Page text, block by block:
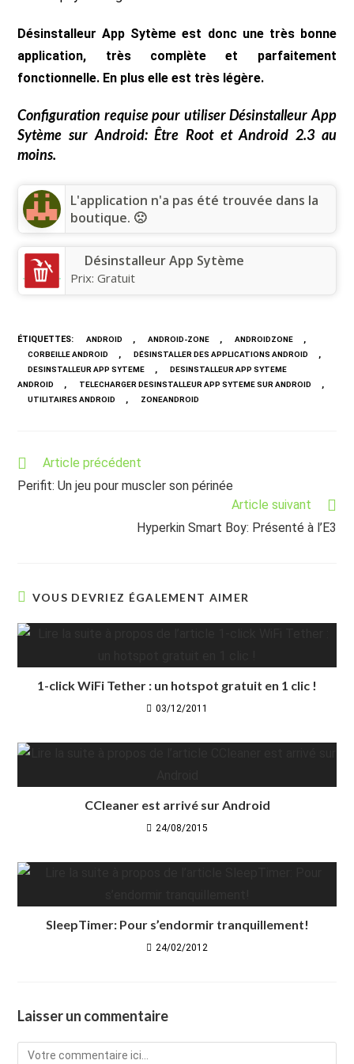
Désinstalleur App Sytème est donc une très bonne
application, très complète et parfaitement
fonctionnelle. En plus elle est très légère.
Configuration requise pour utiliserDésinstalleur App
Sytème sur Android: Être Root et Android 2.3 au
moins.
L'application n'a pas été trouvée dans la
boutique. 🙁
Désinstalleur App Sytème
Prix:Gratuit
ÉTIQUETTES: ANDROID , ANDROID-ZONE , ANDROIDZONE ,
CORBEILLE ANDROID , DÉSINSTALLER DES APPLICATIONS ANDROID ,
DESINSTALLEUR APP SYTEME ,
DESINSTALLEUR APP SYTEME
ANDROID
, TELECHARGER DESINSTALLEUR APP SYTEME SUR ANDROID ,
UTILITAIRES ANDROID , ZONEANDROID
Read
more
articles
Article précédent
Perifit: Un jeu pour muscler son périnée
Article suivant
Hyperkin Smart Boy: Présenté à l’E3
VOUS DEVRIEZ ÉGALEMENT AIMER
1-click WiFi Tether : un hotspot gratuit en 1 clic !
03/12/2011
CCleaner est arrivé sur Android
24/08/2015
SleepTimer: Pour s’endormir tranquillement!
24/02/2012
Laisser un commentaire
Comment